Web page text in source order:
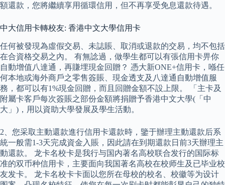
額還款，您將繼續享用循環信用，但不再享受免息還款待遇。
中大信用卡轉校友: 香港中文大學信用卡
任何被發現為虛假交易、未誌賬、取消或退款的交易，均不包括
在合資格交易之內。 有無諗過，做學生都可以有張信用卡畀你
自動增值八達通，再賺埋現金回贈？ 憑大新ONE+信用卡，喺任
何本地或海外商戶之零售簽賬、現金透支及八達通自動增值服
務，都可以有1%現金回贈，而且回贈金額不設上限。 「主卡及
附屬卡客戶每次簽賬之部份金額將捐贈予香港中文大學(「中
大」)，用以資助大學發展及學生活動。
2、您采取主動還款進行信用卡還款時，鑒于辦理主動還款后系
統一般需1-3天完成資金入賬，因此請在到期還款日前3天辦理主
動還款。 龙卡名校卡是我行与国内著名高校联合发行的国际标
准的双币种信用卡，主要面向我国著名高校在校师生及已毕业校
友发卡。 龙卡名校卡卡面以您所在母校的校名、校徽等为设计